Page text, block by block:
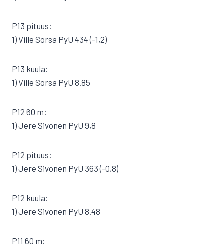
P13 pituus:
1) Ville Sorsa PyU 434 (-1,2)
P13 kuula:
1) Ville Sorsa PyU 8.85
P12 60 m:
1) Jere Sivonen PyU 9,8
P12 pituus:
1) Jere Sivonen PyU 363 (-0,8)
P12 kuula:
1) Jere Sivonen PyU 8.48
P11 60 m: